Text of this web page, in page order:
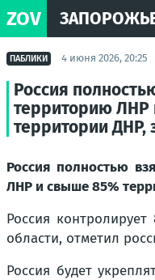
ZOV
ПАБЛИКИ 4 июня 2026, 20:25
Россия
территорию ЛНР
территории ДНР,
Россия полностью
ЛНР и свыше 85%
Россия
области, отметил
Россия будет